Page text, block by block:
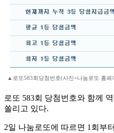
▲로또583회당첨번호(사진=나눔로또 홈페
로또 583회 당첨번호와 함께
쏠리고 있다.
2일 나눔로또에 따르면 1회부